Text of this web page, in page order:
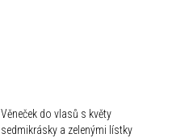
Věneček do vlasů s květy
sedmikrásky a zelenými lístky